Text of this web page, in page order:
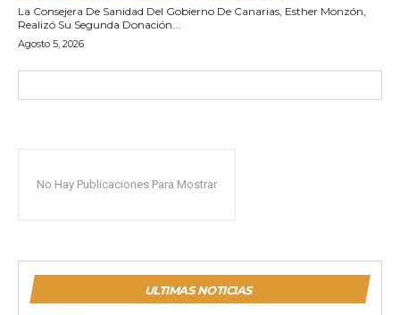
La Consejera De Sanidad Del Gobierno De Canarias, Esther Monzón,
Realizó Su Segunda Donación...
Agosto 5, 2026
No Hay Publicaciones Para Mostrar
ULTIMAS NOTICIAS